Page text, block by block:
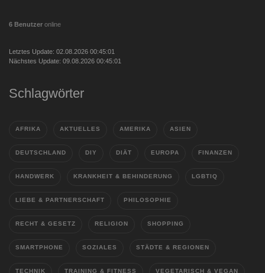
6 Benutzer online
Letztes Update: 02.08.2026 00:45:01
Nächstes Update: 09.08.2026 00:45:01
Schlagwörter
AFRIKA AKTUELLES AMERIKA ASIEN
DEUTSCHLAND DIY DIÄT EUROPA FINANZEN
HANDWERK KRANKHEIT & BEHINDERUNG LGBTIQ
LIEBE & PARTNERSCHAFT PHILOSOPHIE
RECHT & GESETZ RELIGION SHOPPING
SMARTPHONE SOZIALES STÄDTE & REGIONEN
TECHNIK TRAINING & FITNESS VEGETARISCH & VEGAN